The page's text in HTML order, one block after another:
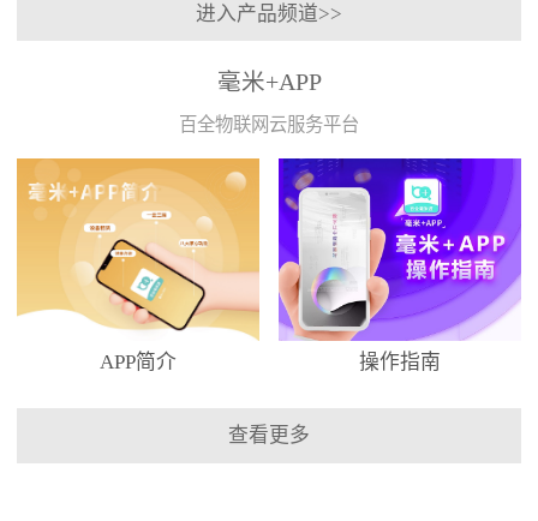
进入产品频道>>
毫米+APP
百全物联网云服务平台
APP简介 操作指南
查看更多